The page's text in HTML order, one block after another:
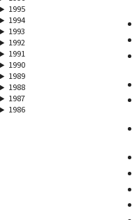
1995
1994
1993
1992
1991
1990
1989
1988
1987
1986